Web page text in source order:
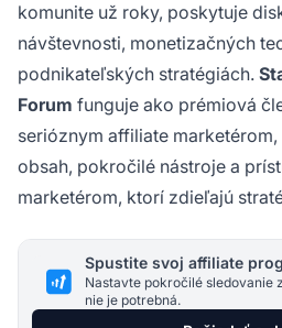
komunite už roky, poskytuje
návštevnosti, monetizačných
podnikateľských stratégiách.
Forum funguje ako prémiová
serióznym affiliate
obsah, pokročilé nástroje a
marketérom, ktorí zdieľajú
Spustite svoj affiliate
Nastavte pokročilé sledovanie
nie je potrebná.